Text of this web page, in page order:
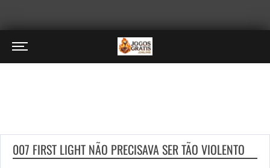
007 FIRST LIGHT NÃO PRECISAVA SER TÃO VIOLENTO